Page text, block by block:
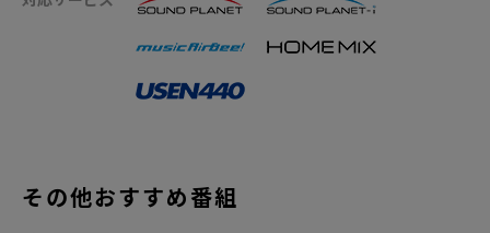
その他おすすめ番組